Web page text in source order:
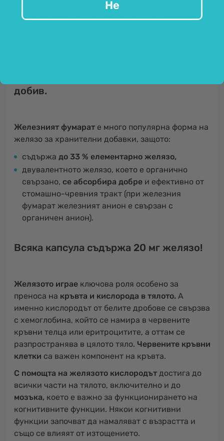
двувалентно желязо
осигурява на тялотопо-добро използванеи
добив.
Железният фумарат е много популярна форма на
желязо за хранителни добавки, защото:
съдържа до 33 % елементарно желязо,
двувалентното желязо, което е органично
свързано, се абсорбира добре и ефективно от
стомашно-чревния тракт (при железния
фумарат железният анион е свързан с
органичен анион).
Всяка капсула съдържа 20 мг желязо!
Желязото играе ключова роля особено за
преноса на кръвта и кислорода в тялото. А
именно кислородът от белите дробове се свързва
с хемоглобина, който се намира в червените
кръвни телца или еритроцитите, а оттам се
разпространява в цялото тяло. Червените кръвни
клетки са важен компонент на кръвта.
С помощта на желязото кислородът достига до
всички части на тялото, включително и до
мозъка, което е важно за функционирането на
когнитивните функции. Някои когнитивни
функции започват да намаляват с възрастта и
също се влияят от изтощението.
Не